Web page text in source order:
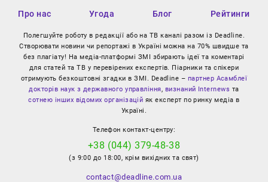
Про нас Угода Блог Рейтинги
Полегшуйте роботу в редакції або на ТВ каналі разом із Deadline.
Створювати новини чи репортажі в Україні можна на 70% швидше та
без плагіату! На медіа-платформі ЗМІ збирають ідеї та коментарі
для статей та ТВ у перевірених експертів. Піарники та спікери
отримують безкоштовні згадки в ЗМІ. Deadline – партнер Асамблеї
докторів наук з державного управління, визнаний Internews та
сотнею інших відомих організацій як експерт по ринку медіа в
Україні.
Телефон контакт-центру:
+38 (044) 379-48-38
(з 9:00 до 18:00, крім вихідних та свят)
contact@deadline.com.ua